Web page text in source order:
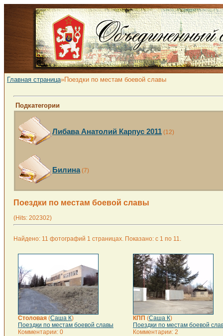
Главная страница»Поездки по местам боевой славы
Подкатегории
Либава Анатолий Карпус 2011 (12)
Билина(7)
Поездки по местам боевой славы
(Hits: 202302)
Найдено: 11 фотографий 1 страницах. Показано: с 1 по 11.
Столовая (Саша К)
Поездки по местам боевой славы
Комментарии: 0
КПП (Саша К)
Поездки по местам боевой
Комментарии: 2